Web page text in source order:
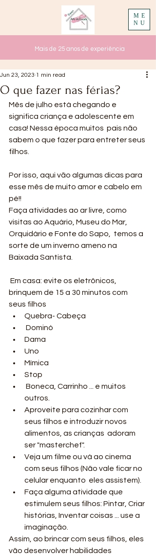
Mais de 25 anos de experiência
ME
NU
O que fazer nas férias?
Jun 23, 2023 1 min read
Mês de julho está chegando e
significa criança e adolescente em
casa! Nessa época muitos  pais não
sabem o que fazer para entreter seus
filhos.
Por isso, aqui vão algumas dicas para
esse mês de muito amor e cabelo em
pé!!
Faça atividades ao ar livre, como
visitas ao Aquário, Museu do Mar,
Orquidário e Fonte do Sapo,  temos a
sorte de um inverno ameno na
Baixada Santista.
brinquem de 15 a 30 minutos com
seus filhos
Quebra- Cabeça
Dominó
Dama
Uno
Mímica
Stop
outros.
Aproveite para cozinhar com
seus filhos e introduzir novos
alimentos, as crianças  adoram
ser "masterchef".
Veja um filme ou vá ao cinema
com seus filhos (Não vale ficar no
celular enquanto  eles assistem).
Faça alguma atividade que
estimulem seus filhos: Pintar, Criar
histórias, Inventar coisas ... use a
imaginação.
Assim, ao brincar com seus filhos, eles
vão desenvolver habilidades